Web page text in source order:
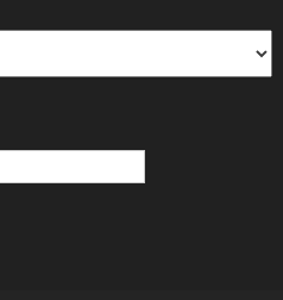
Rechercher: